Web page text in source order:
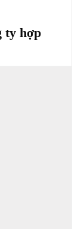
ty hợp